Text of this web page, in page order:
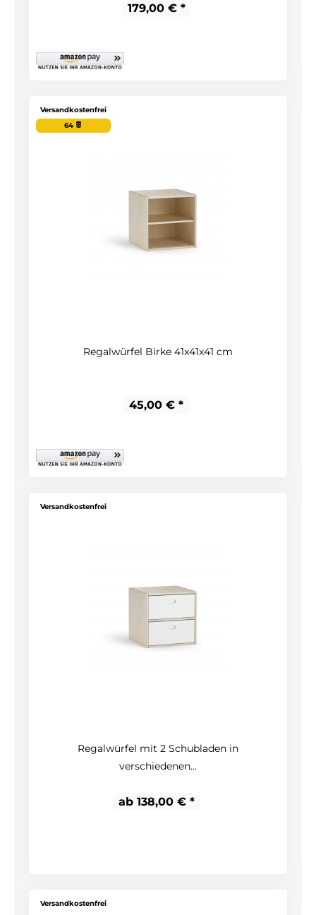
179,00 € *
Versandkostenfrei
64
Regalwürfel Birke 41x41x41 cm
45,00 € *
Versandkostenfrei
Regalwürfel mit 2 Schubladen in
verschiedenen...
ab 138,00 € *
Versandkostenfrei